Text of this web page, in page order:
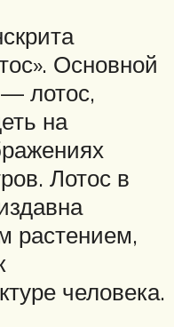
Основной
лотос,
на
Лотос в
растением,
человека.